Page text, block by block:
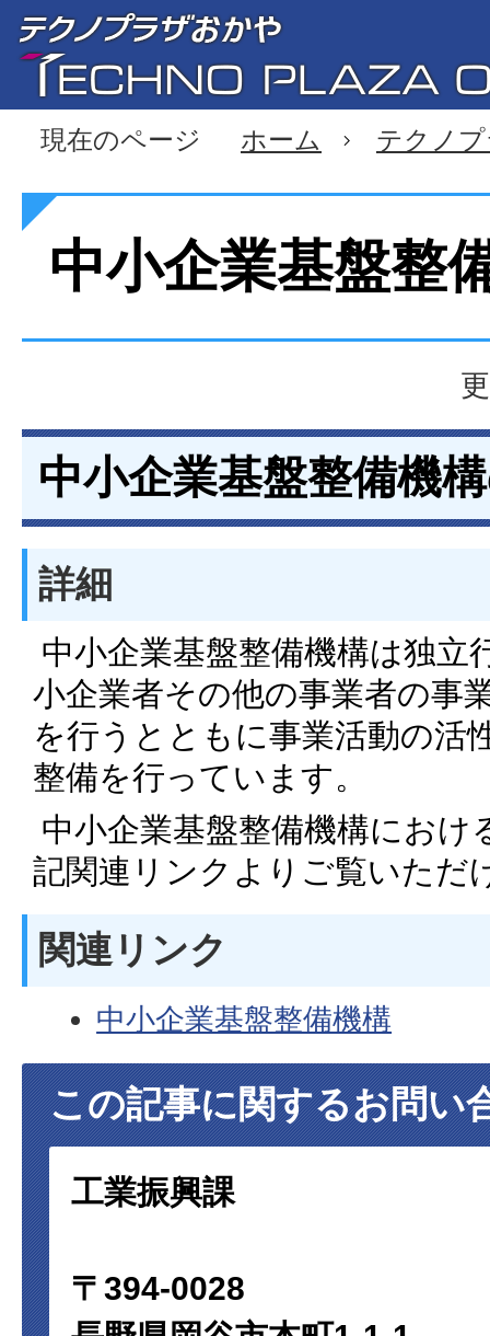
現在のページ ホーム テクノ
中小企業基盤整
中小企業基盤整備機
詳細
中小企業基盤整備機構は独立
小企業者その他の事業者の事
を行うとともに事業活動の活
整備を行っています。
中小企業基盤整備機構におけ
記関連リンクよりご覧いただ
関連リンク
中小企業基盤整備機構
この記事に関するお問い
工業振興課
〒394-0028